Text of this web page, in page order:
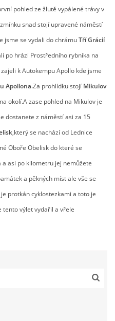
pohled ze žlutě vypálené trávy v
snad stojí upravené náměstí
jsme se vydali do chrámuTří Grácií
po hrázi Prostředního rybníka na
k Autokempu Apollo kde jsme
Apollona.Za prohlídku stojí Mikulov
okolí.A zase pohled na Mikulov je
dostanete z náměstí asi za 15
,který se nachází od Lednice
Oboře Obelisk do které se
asi po kilometru jej nemůžete
a pěkných míst ale vše se
protkán cyklostezkami a toto je
tento výlet vydařil a vřele